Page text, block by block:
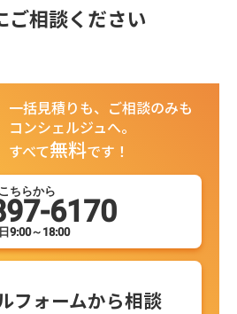
ご相談ください
一括見積りも、ご相談のみも
コンシェルジュへ。
すべて無料です！
ちらから
6170
9:00～18:00
フォームから相談